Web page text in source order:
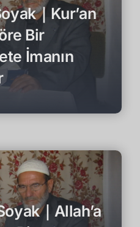
｜Kur’an
Bir
İmanın
｜Allah’a